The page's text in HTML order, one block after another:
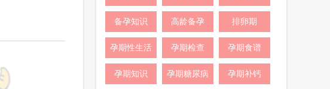
备孕知识 高龄备孕 排卵期
孕期性生活 孕期检查 孕期食谱
孕期知识 孕期糖尿病 孕期补钙